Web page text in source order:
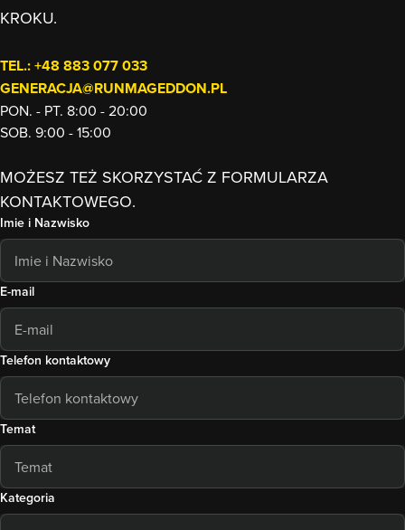
KROKU.
TEL.: +48 883 077 033
GENERACJA@RUNMAGEDDON.PL
PON. - PT. 8:00 - 20:00
SOB. 9:00 - 15:00
MOŻESZ TEŻ SKORZYSTAĆ Z FORMULARZA
KONTAKTOWEGO.
Imie i Nazwisko
E-mail
Telefon kontaktowy
Temat
Kategoria